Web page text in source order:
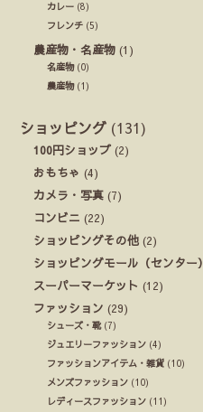
カレー (8)
フレンチ (5)
農産物・名産物 (1)
名産物(0)
農産物(1)
ショッピング (131)
100円ショップ (2)
おもちゃ (4)
カメラ・写真 (7)
コンビニ (22)
ショッピングその他 (2)
ショッピングモール（センター）
スーパーマーケット (12)
ファッション (29)
シューズ・靴(7)
ジュエリーファッション (4)
ファッションアイテム・雑貨 (10)
メンズファッション (10)
レディースファッション (11)